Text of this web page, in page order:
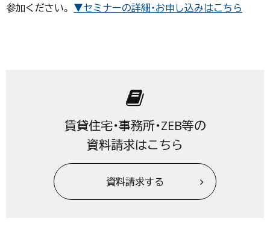
参加ください。 ▼セミナーの詳細・お申し込みはこちら
賃貸住宅・事務所・ZEB等の
資料請求はこちら
資料請求する